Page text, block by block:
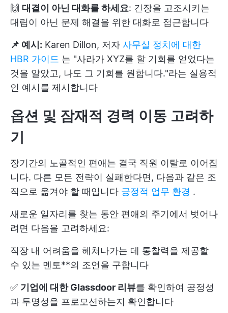
🙌 대결이 아닌 대화를 하세요: 긴장을 고조시키는
대립이 아닌 문제 해결을 위한 대화로 접근합니다
📌 예시: Karen Dillon, 저자 사무실 정치에 대한
HBR 가이드 는 "사라가 XYZ를 할 기회를 얻었다는
것을 알았고, 나도 그 기회를 원합니다."라는 실용적
인 예시를 제시합니다
옵션 및 잠재적 경력 이동 고려하
기
장기간의 노골적인 편애는 결국 직원 이탈로 이어집
니다. 다른 모든 전략이 실패한다면, 다음과 같은 조
직으로 옮겨야 할 때입니다 긍정적 업무 환경 .
새로운 일자리를 찾는 동안 편애의 주기에서 벗어나
려면 다음을 고려하세요:
직장 내 어려움을 헤쳐나가는 데 통찰력을 제공할
수 있는 멘토**의 조언을 구합니다
✅ 기업에 대한 Glassdoor 리뷰를 확인하여 공정성
과 투명성을 프로모션하는지 확인합니다